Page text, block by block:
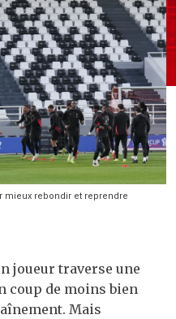
mieux rebondir et reprendre
joueur traverse une
coup de moins bien
Mais